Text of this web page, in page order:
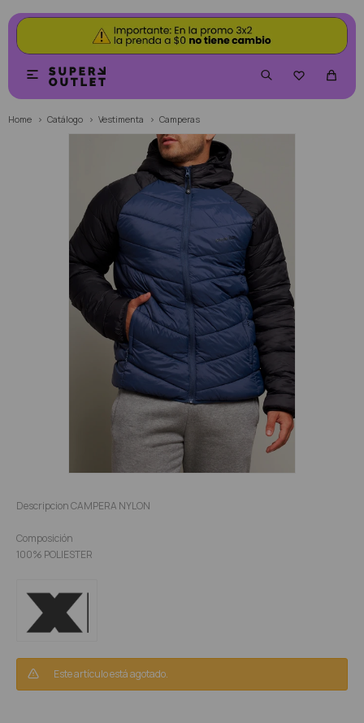


Home Catálogo Vestimenta Camperas
Descripcion CAMPERA NYLON
Composición
100% POLIESTER
Este artículo está agotado.